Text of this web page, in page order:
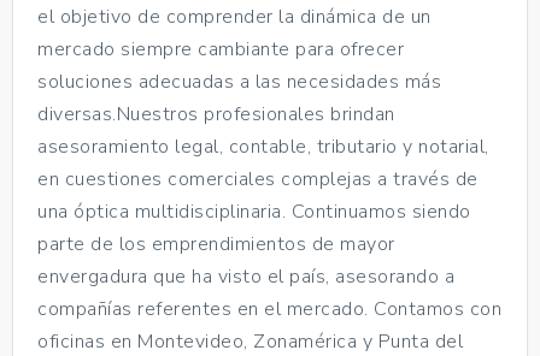
el objetivo de comprender la dinámica de un
mercado siempre cambiante para ofrecer
soluciones adecuadas a las necesidades más
diversas.Nuestros profesionales brindan
asesoramiento legal, contable, tributario y notarial,
en cuestiones comerciales complejas a través de
una óptica multidisciplinaria. Continuamos siendo
parte de los emprendimientos de mayor
envergadura que ha visto el país, asesorando a
compañías referentes en el mercado. Contamos con
oficinas en Montevideo, Zonamérica y Punta del